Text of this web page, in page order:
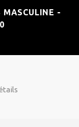
MASCULINE -